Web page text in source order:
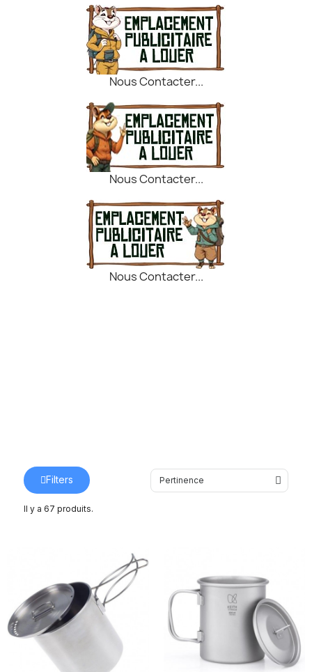
Nous Contacter...
Nous Contacter...
Nous Contacter...
Il y a 67 produits.
Filters